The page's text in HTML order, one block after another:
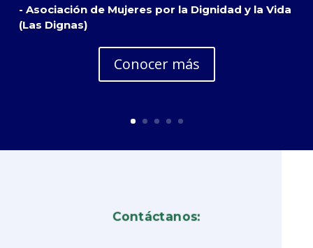
- Asociación de Mujeres por la Dignidad y la Vida
(Las Dignas)
Conocer más
Contáctanos: